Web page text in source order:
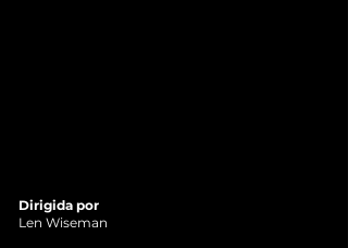
Dirigida por
Len Wiseman